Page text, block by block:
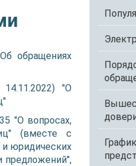
обращениях
"О
"О вопросах,
(вместе с
юридических
предложений",